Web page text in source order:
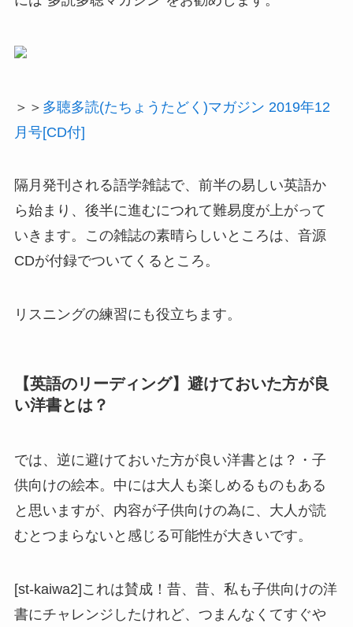
＞＞ 多聴多読(たちょうたどく)マガジン 2019年12
月号[CD付]
隔月発刊される語学雑誌で、前半の易しい英語か
ら始まり、後半に進むにつれて難易度が上がって
いきます。この雑誌の素晴らしいところは、音源
CDが付録でついてくるところ。
リスニングの練習にも役立ちます。
【英語のリーディング】避けておいた方が良
い洋書とは？
では、逆に避けておいた方が良い洋書とは？・子
供向けの絵本。中には大人も楽しめるものもある
と思いますが、内容が子供向けの為に、大人が読
むとつまらないと感じる可能性が大きいです。
[st-kaiwa2]これは賛成！昔、昔、私も子供向けの洋
書にチャレンジしたけれど、つまんなくてすぐや